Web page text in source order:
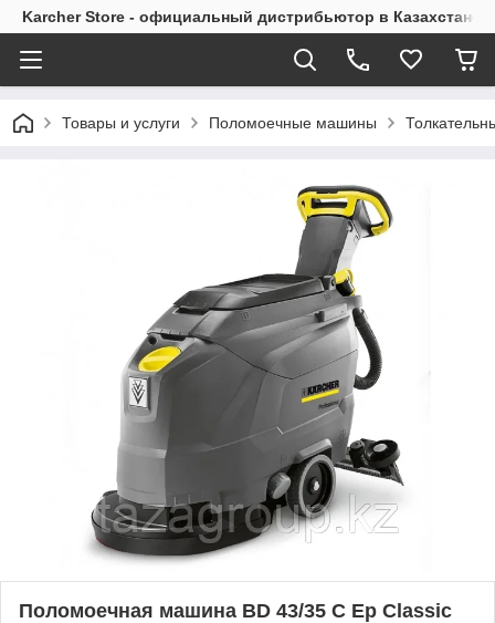
Karcher Store - официальный дистрибьютор в Казахстане
Товары и услуги Поломоечные машины
Поломоечная машина BD 43/35 C Ep Classic